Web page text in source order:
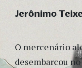
O mercenário
desembarcou
Jerônimo